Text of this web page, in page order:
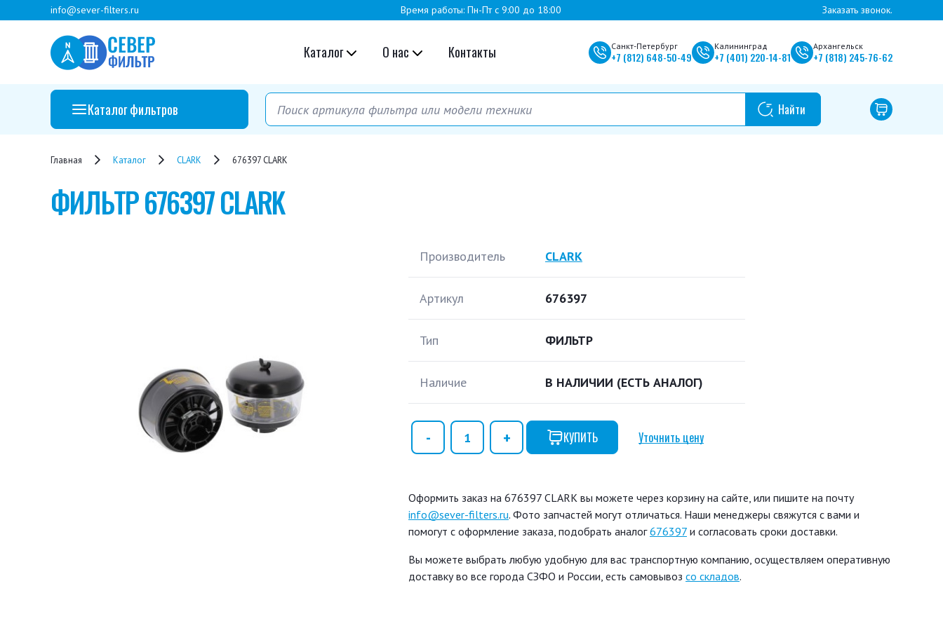
info@sever-filters.ru Время работы: Пн-Пт с 9:00 до 18:00 Заказать звонок.
Каталог О нас Контакты Санкт-Петербург
+7 (812) 648-50-49
Калининград
+7 (401) 220-14-81
Архангельск
+7 (818) 245-76-62
Каталог фильтров
Главная Каталог CLARK 676397 CLARK
ФИЛЬТР676397 CLARK
Производитель CLARK
Артикул 676397
Тип ФИЛЬТР
Наличие В НАЛИЧИИ (ЕСТЬ АНАЛОГ)
КУПИТЬ Уточнить цену
Оформить заказ на 676397 CLARK вы можете через корзину на сайте, или пишите на почту
info@sever-filters.ru. Фото запчастей могут отличаться. Наши менеджеры свяжутся с вами и
помогут с оформление заказа, подобрать аналог676397 и согласовать сроки доставки.
Вы можете выбрать любую удобную для вас транспортную компанию, осуществляем оперативную
доставку во все города СЗФО и России, есть самовывоз со складов.